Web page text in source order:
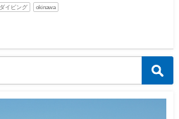
イビング okinawa